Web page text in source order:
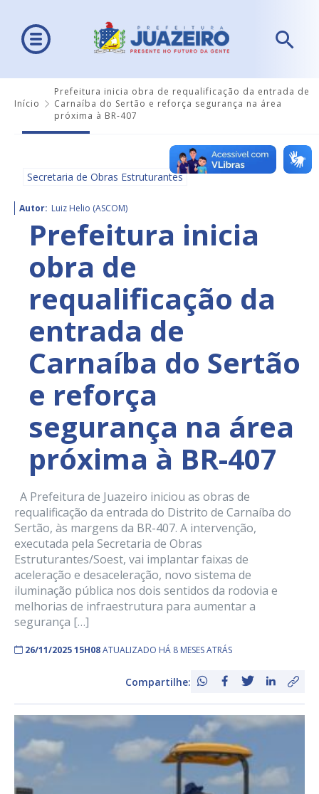
Início
Prefeitura inicia obra de requalificação da entrada de
Carnaíba do Sertão e reforça segurança na área
próxima à BR-407
Secretaria de Obras Estruturantes
Autor: Luiz Helio (ASCOM)
Prefeitura inicia
obra de
requalificação da
entrada de
Carnaíba do Sertão
e reforça
segurança na área
próxima à BR-407
A Prefeitura de Juazeiro iniciou as obras de
requalificação da entrada do Distrito de Carnaíba do
Sertão, às margens da BR-407. A intervenção,
executada pela Secretaria de Obras
Estruturantes/Soest, vai implantar faixas de
aceleração e desaceleração, novo sistema de
iluminação pública nos dois sentidos da rodovia e
melhorias de infraestrutura para aumentar a
segurança […]
26/11/2025 15H08ATUALIZADO HÁ 8 MESES ATRÁS
Compartilhe: